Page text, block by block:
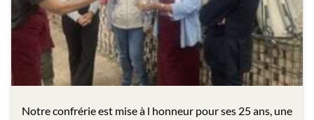
Notre confrérie est mise à l honneur pour ses 25 ans, une